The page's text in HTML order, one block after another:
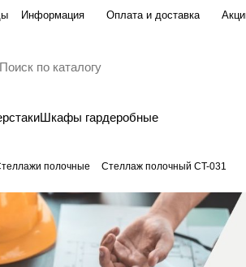
Информация Оплата и доставка
Шкафы гардеробные
полочные Стеллаж полочный СT-031